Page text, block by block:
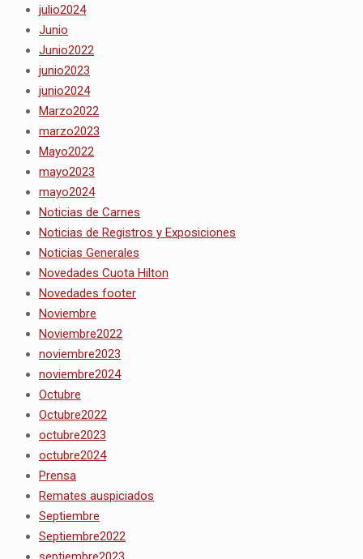
julio2024
Junio
Junio2022
junio2023
junio2024
Marzo2022
marzo2023
Mayo2022
mayo2023
mayo2024
Noticias de Carnes
Noticias de Registros y Exposiciones
Noticias Generales
Novedades Cuota Hilton
Novedades footer
Noviembre
Noviembre2022
noviembre2023
noviembre2024
Octubre
Octubre2022
octubre2023
octubre2024
Prensa
Remates auspiciados
Septiembre
Septiembre2022